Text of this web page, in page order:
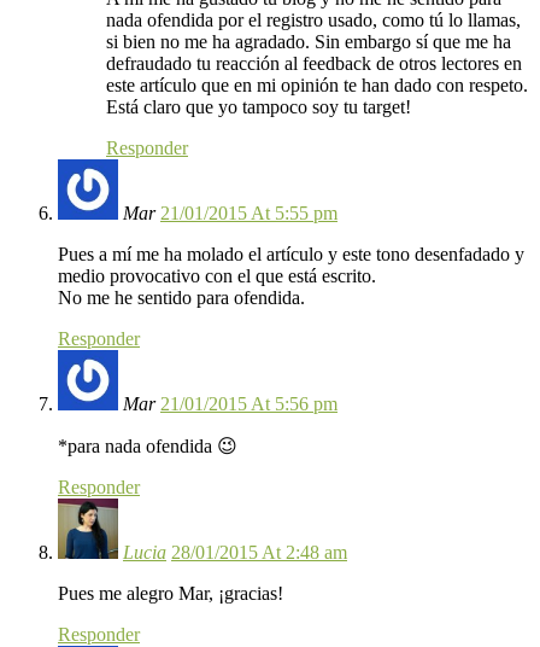
nada ofendida por el registro usado, como tú lo llamas,
si bien no me ha agradado. Sin embargo sí que me ha
defraudado tu reacción al feedback de otros lectores en
este artículo que en mi opinión te han dado con respeto.
Está claro que yo tampoco soy tu target!
Responder
Mar 21/01/2015 At 5:55 pm
Pues a mí me ha molado el artículo y este tono desenfadado y
medio provocativo con el que está escrito.
No me he sentido para ofendida.
Responder
Mar 21/01/2015 At 5:56 pm
*para nada ofendida 😉
Responder
Lucia 28/01/2015 At 2:48 am
Pues me alegro Mar, ¡gracias!
Responder